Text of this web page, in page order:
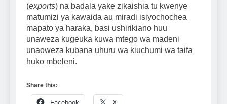
(exports) na badala yake zikaishia tu kwenye
matumizi ya kawaida au miradi isiyochochea
mapato ya haraka, basi ushirikiano huu
unaweza kugeuka kuwa mtego wa madeni
unaoweza kubana uhuru wa kiuchumi wa taifa
huko mbeleni.
Share this: